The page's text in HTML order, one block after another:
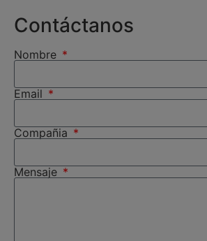
Contáctanos
Nombre
Email
Compañia
Mensaje